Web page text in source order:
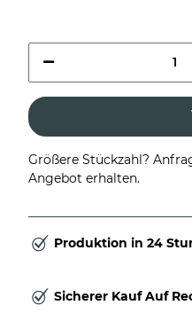
Größere Stückzahl?
Angebot erhalten.
Produktion in 24
Sicherer Kauf Auf